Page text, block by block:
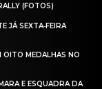
(FOTOS)
JÁ SEXTA‑FEIRA
OITO MEDALHAS NO
E ESQUADRA DA